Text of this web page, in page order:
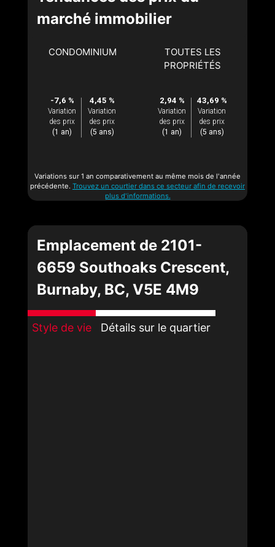
marché immobilier
CONDOMINIUM
-7,6 %
Variation
des prix
(1 an)
4,45 %
Variation
des prix
(5 ans)
TOUTES LES
PROPRIÉTÉS
2,94 %
Variation
des prix
(1 an)
43,69 %
Variation
des prix
(5 ans)
Variations sur 1 an comparativement au même mois de l'année
précédente. Trouvez un courtier dans ce secteur afin de recevoir
plus d'informations.
Emplacement de 2101-
6659 Southoaks Crescent,
Burnaby, BC, V5E 4M9
Style de vie Détails sur le quartier